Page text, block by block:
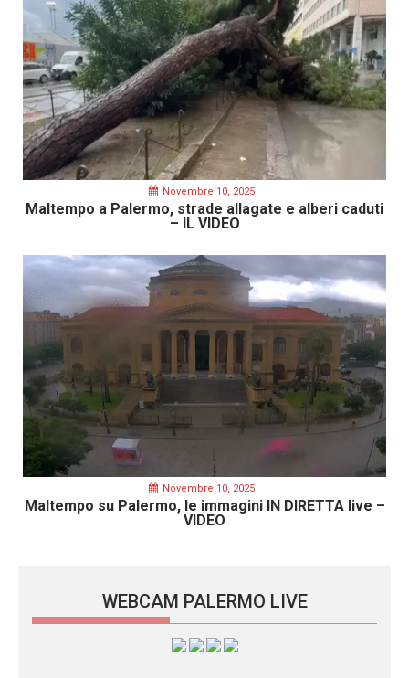
Novembre 10, 2025
Maltempo a Palermo, strade allagate e alberi caduti
– IL VIDEO
Novembre 10, 2025
Maltempo su Palermo, le immagini IN DIRETTA live –
VIDEO
WEBCAM PALERMO LIVE